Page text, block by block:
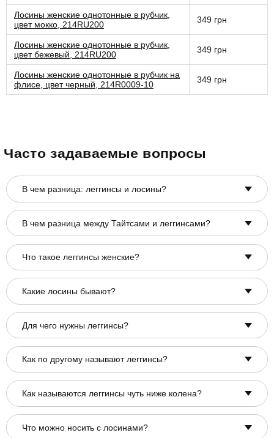
Лосины женские однотонные в рубчик,
цвет мокко, 214RU200
349 грн
Лосины женские однотонные в рубчик,
цвет бежевый, 214RU200
349 грн
Лосины женские однотонные в рубчик на
флисе, цвет черный, 214R0009-10
349 грн
Часто задаваемые вопросы
В чем разница: леггинсы и лосины?
В чем разница между Тайтсами и леггинсами?
Что такое леггинсы женские?
Какие лосины бывают?
Для чего нужны леггинсы?
Как по другому называют леггинсы?
Как называются леггинсы чуть ниже колена?
Что можно носить с лосинами?